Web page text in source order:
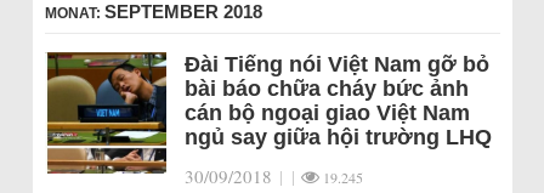
MONAT: SEPTEMBER 2018
Đài Tiếng nói Việt Nam gỡ bỏ
bài báo chữa cháy bức ảnh
cán bộ ngoại giao Việt Nam
ngủ say giữa hội trường LHQ
30/09/2018 | | 19.245